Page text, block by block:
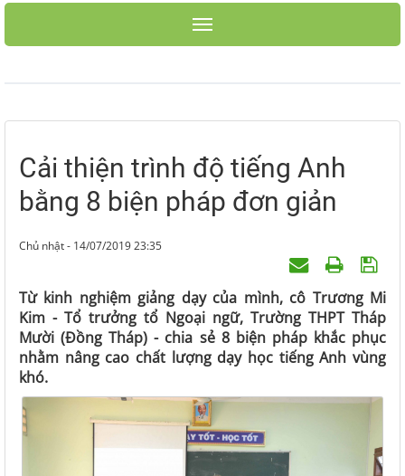
Toggle navigation
Cải thiện trình độ tiếng Anh
bằng 8 biện pháp đơn giản
Chủ nhật - 14/07/2019 23:35
Từ kinh nghiệm giảng dạy của mình, cô Trương Mi
Kim - Tổ trưởng tổ Ngoại ngữ, Trường THPT Tháp
Mười (Đồng Tháp) - chia sẻ 8 biện pháp khắc phục
nhằm nâng cao chất lượng dạy học tiếng Anh vùng
khó.